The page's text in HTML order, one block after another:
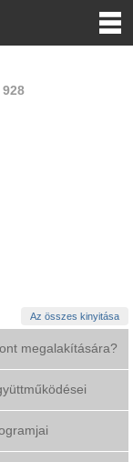
928
Az összes kinyitása
megalakítására?